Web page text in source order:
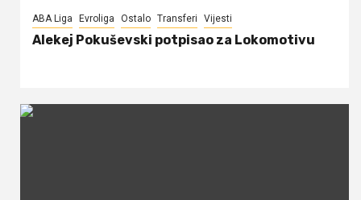
ABA Liga Evroliga Ostalo Transferi Vijesti
Alekej Pokuševski potpisao za Lokomotivu